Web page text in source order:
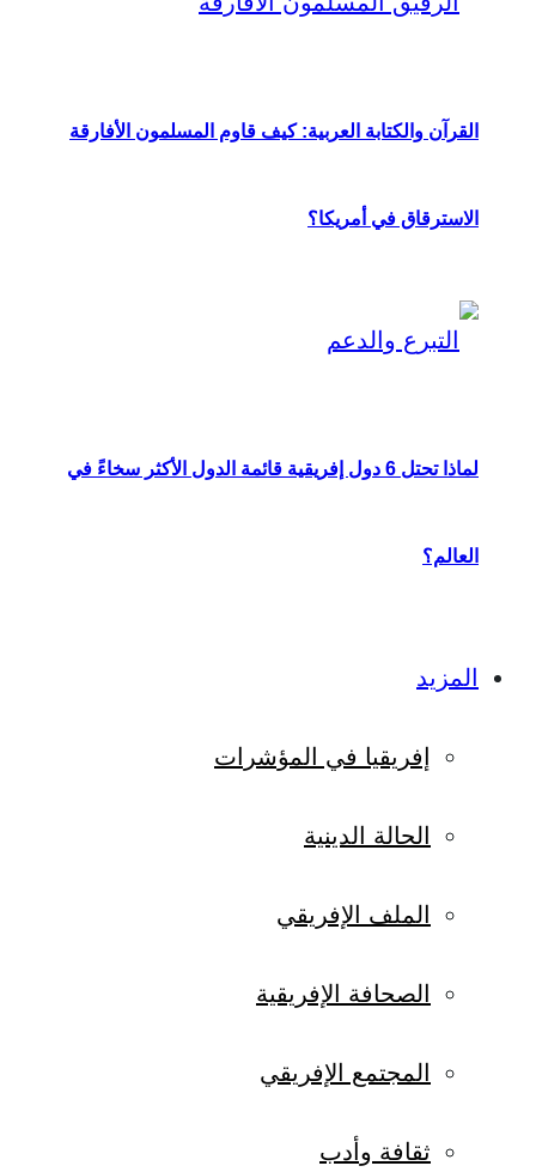
القرآن والكتابة العربية: كيف قاوم المسلمون الأفارقة
الاسترقاق في أمريكا؟
لماذا تحتل 6 دول إفريقية قائمة الدول الأكثر سخاءً في
العالم؟
المزيد
إفريقيا في المؤشرات
الحالة الدينية
الملف الإفريقي
الصحافة الإفريقية
المجتمع الإفريقي
ثقافة وأدب